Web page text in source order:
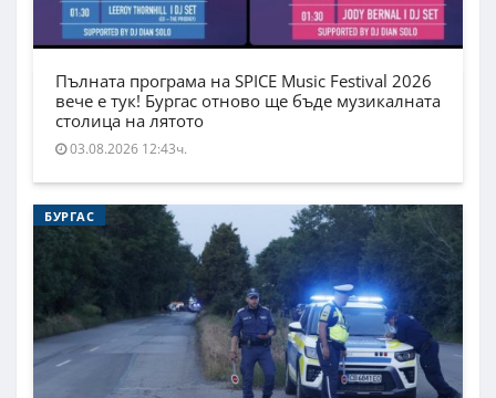
Пълната програма на SPICE Music Festival 2026
вече е тук! Бургас отново ще бъде музикалната
столица на лятото
03.08.2026 12:43ч.
БУРГАС